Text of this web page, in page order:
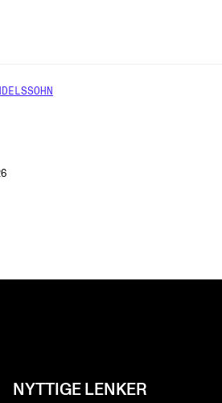
NYTTIGE LENKER